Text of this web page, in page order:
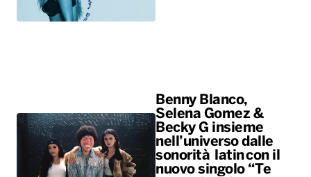
Benny Blanco,
Selena Gomez &
Becky G insieme
nell’universo dalle
sonorità latin con il
nuovo singolo “Te